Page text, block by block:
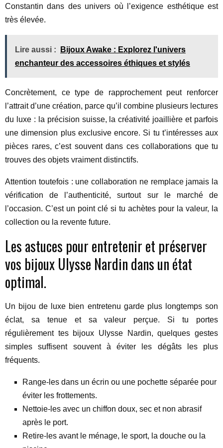
Constantin dans des univers où l’exigence esthétique est
très élevée.
Lire aussi :
Bijoux Awake : Explorez l'univers
enchanteur des accessoires éthiques et stylés
Concrètement, ce type de rapprochement peut renforcer
l’attrait d’une création, parce qu’il combine plusieurs lectures
du luxe : la précision suisse, la créativité joaillière et parfois
une dimension plus exclusive encore. Si tu t’intéresses aux
pièces rares, c’est souvent dans ces collaborations que tu
trouves des objets vraiment distinctifs.
Attention toutefois : une collaboration ne remplace jamais la
vérification de l’authenticité, surtout sur le marché de
l’occasion. C’est un point clé si tu achètes pour la valeur, la
collection ou la revente future.
Les astuces pour entretenir et préserver
vos bijoux Ulysse Nardin dans un état
optimal.
Un bijou de luxe bien entretenu garde plus longtemps son
éclat, sa tenue et sa valeur perçue. Si tu portes
régulièrement tes bijoux Ulysse Nardin, quelques gestes
simples suffisent souvent à éviter les dégâts les plus
fréquents.
Range-les dans un écrin ou une pochette séparée pour
éviter les frottements.
Nettoie-les avec un chiffon doux, sec et non abrasif
après le port.
Retire-les avant le ménage, le sport, la douche ou la